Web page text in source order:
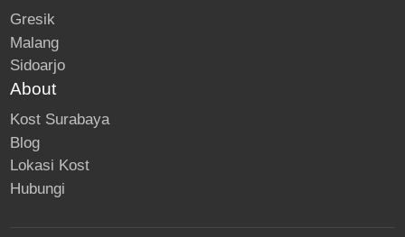
Gresik
Malang
Sidoarjo
About
Kost Surabaya
Blog
Lokasi Kost
Hubungi